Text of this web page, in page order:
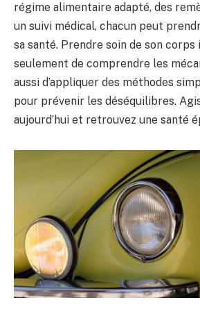
régime alimentaire adapté, des
un suivi médical, chacun peut
sa santé. Prendre soin de son corps
seulement de comprendre les
aussi d’appliquer des méthodes
pour prévenir les déséquilibres.
aujourd’hui et retrouvez une santé